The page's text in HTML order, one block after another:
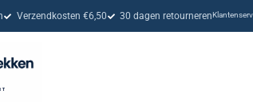
Verzendkosten €6,50 30 dagen retourneren